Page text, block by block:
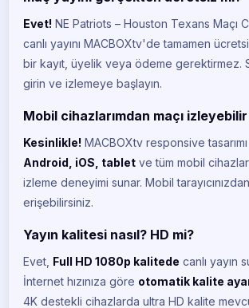
Evet! NE Patriots – Houston Texans Maçı
canlı yayını MACBOXtv'de tamamen
bir kayıt, üyelik veya ödeme gerektirmez.
girin ve izlemeye başlayın.
Mobil cihazlarımdan maçı
Kesinlikle! MACBOXtv responsive
Android, iOS, tablet ve tüm mobil
izleme deneyimi sunar. Mobil
erişebilirsiniz.
Yayın kalitesi nasıl? HD mi?
Evet, Full HD 1080p kalitede canlı yayın
İnternet hızınıza göre otomatik kalite
4K destekli cihazlarda ultra HD kalite